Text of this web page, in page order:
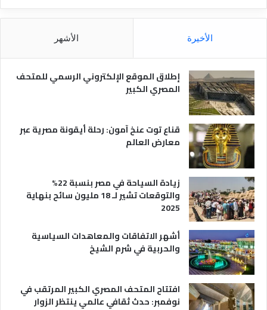
ا
ل
ر
ة
ق
و
الأخيرة الأشهر
إطلاق الموقع الإلكتروني الرسمي للمتحف
المصري الكبير
قناع توت عنخ آمون: رحلة أيقونة مصرية عبر
معارض العالم
زيادة السياحة في مصر بنسبة 22%
والتوقعات تشير لـ 18 مليون سائح بنهاية
2025
أشهر الاتفاقات والمعاهدات السياسية
والحربية في شرم الشيخ
افتتاح المتحف المصري الكبير المرتقب في
نوفمبر: حدث ثقافي عالمي ينتظر الزوار